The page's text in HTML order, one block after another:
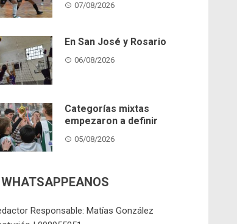
07/08/2026
En San José y Rosario
06/08/2026
Categorías mixtas
empezaron a definir
05/08/2026
WHATSAPPEANOS
Responsable: Matías González